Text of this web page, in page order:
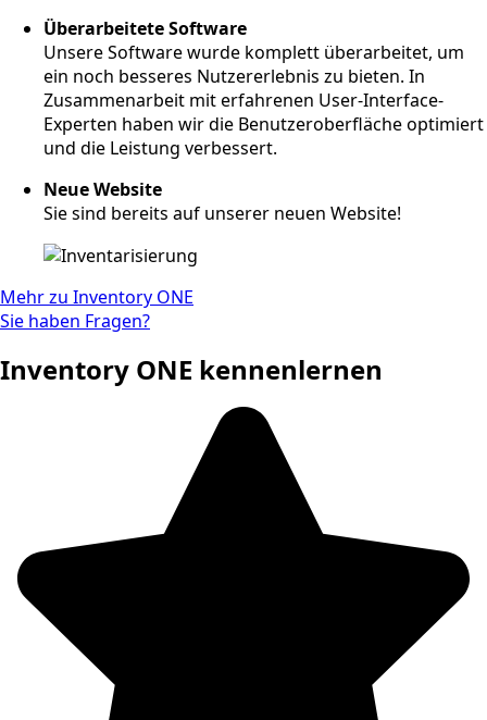
Überarbeitete Software
Unsere Software wurde komplett überarbeitet, um
ein noch besseres Nutzererlebnis zu bieten. In
Zusammenarbeit mit erfahrenen User-Interface-
Experten haben wir die Benutzeroberfläche optimiert
und die Leistung verbessert.
Neue Website
Sie sind bereits auf unserer neuen Website!
Mehr zu Inventory ONE
Sie haben Fragen?
Inventory ONE kennen­lernen